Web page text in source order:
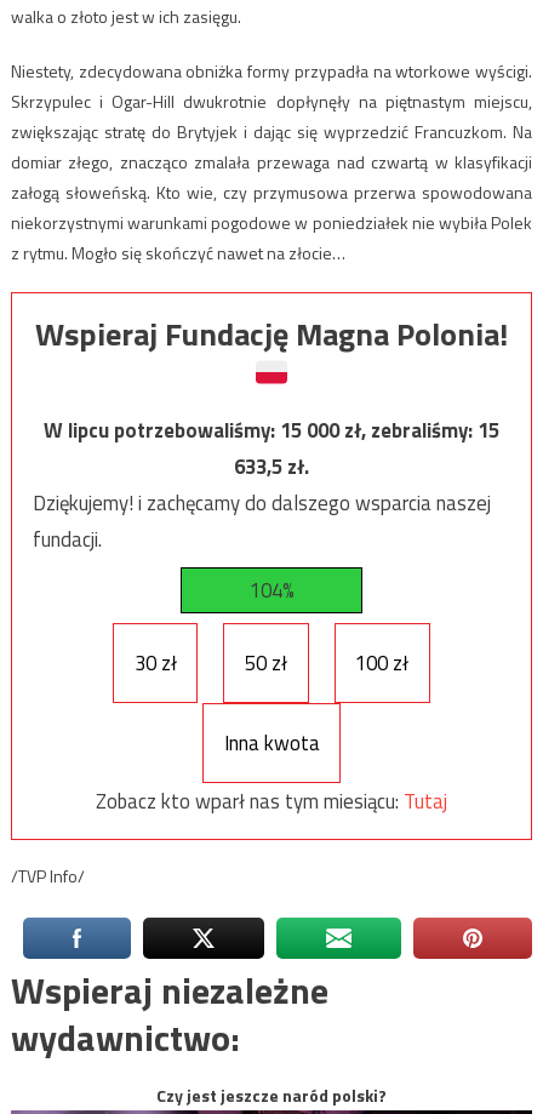
walka o złoto jest w ich zasięgu.
Niestety, zdecydowana obniżka formy przypadła na wtorkowe wyścigi.
Skrzypulec i Ogar-Hill dwukrotnie dopłynęły na piętnastym miejscu,
zwiększając stratę do Brytyjek i dając się wyprzedzić Francuzkom. Na
domiar złego, znacząco zmalała przewaga nad czwartą w klasyfikacji
załogą słoweńską. Kto wie, czy przymusowa przerwa spowodowana
niekorzystnymi warunkami pogodowe w poniedziałek nie wybiła Polek
z rytmu. Mogło się skończyć nawet na złocie…
Wspieraj Fundację Magna Polonia!
W lipcu potrzebowaliśmy:15 000zł, zebraliśmy:15
633,5zł.
Dziękujemy! i zachęcamy do dalszego wsparcia naszej
fundacji.
104%
30 zł 50 zł 100 zł
Inna kwota
Zobacz kto wparł nas tym miesiącu: Tutaj
/TVP Info/
Wspieraj niezależne
wydawnictwo:
Czy jest jeszcze naród polski?